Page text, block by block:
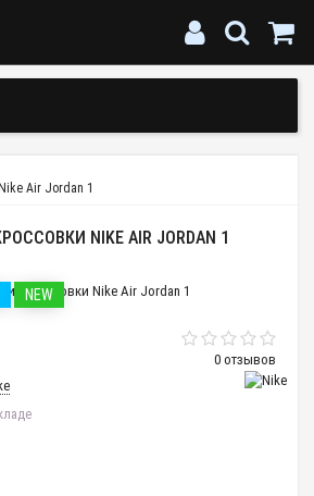
Nike Air Jordan 1
NIKE AIR JORDAN 1
NEW
0 отзывов